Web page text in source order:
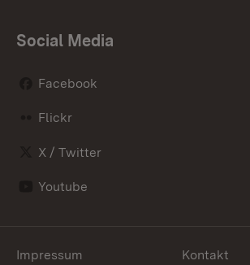
Social Media
Facebook
Flickr
X / Twitter
Youtube
Impressum Kontakt